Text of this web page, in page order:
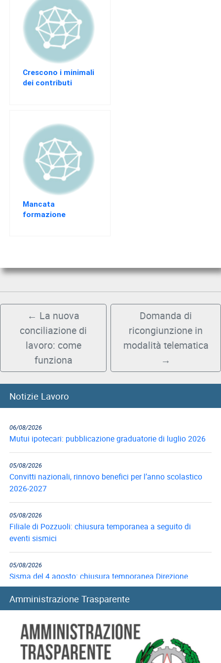
Crescono i minimali
dei contributi
Mancata
formazione
← La nuova
conciliazione di
lavoro: come
funziona
Domanda di
ricongiunzione in
modalità telematica
→
Notizie Lavoro
06/08/2026
Mutui ipotecari: pubblicazione graduatorie di luglio 2026
05/08/2026
Convitti nazionali, rinnovo benefici per l’anno scolastico
2026-2027
05/08/2026
Filiale di Pozzuoli: chiusura temporanea a seguito di
eventi sismici
05/08/2026
Sisma del 4 agosto: chiusura temporanea Direzione
provinciale di Pisa
05/08/2026
Prestiti: i criteri di valutazione in caso di altre trattenute
05/08/2026
Amministrazione Trasparente